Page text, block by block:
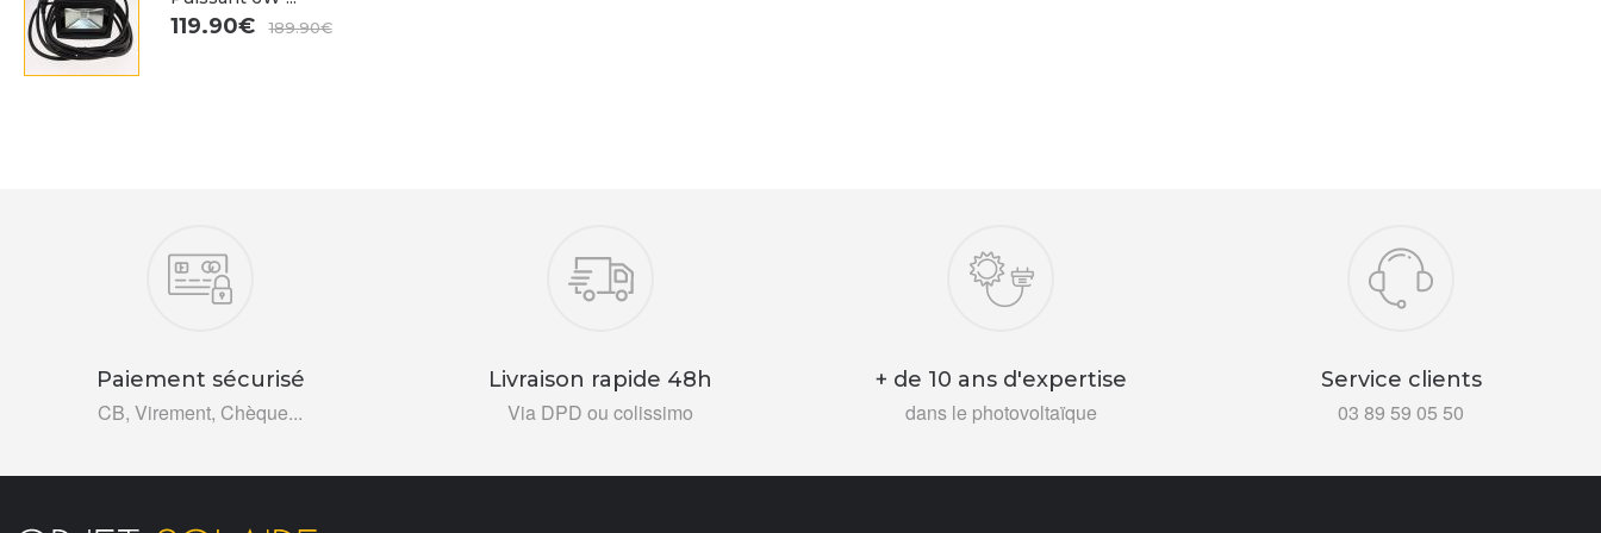
119.90€ 189.90€
Paiement sécurisé
CB, Virement, Chèque...
Livraison rapide 48h
Via DPD ou colissimo
+ de 10 ans d'expertise
dans le photovoltaïque
Service clients
03 89 59 05 50